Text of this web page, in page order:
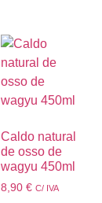
Caldo natural
de osso de
wagyu 450ml
8,90 € C/ IVA